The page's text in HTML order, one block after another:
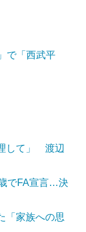
で「西武平
して」 渡辺
でFA宣言…決
「家族への思